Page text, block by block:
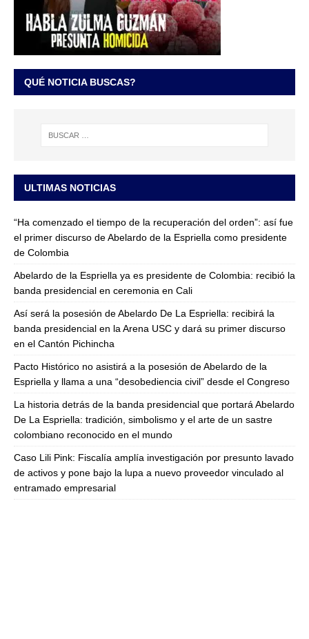
QUÉ NOTICIA BUSCAS?
ULTIMAS NOTICIAS
“Ha comenzado el tiempo de la recuperación del orden”: así fue
el primer discurso de Abelardo de la Espriella como presidente
de Colombia
Abelardo de la Espriella ya es presidente de Colombia: recibió la
banda presidencial en ceremonia en Cali
Así será la posesión de Abelardo De La Espriella: recibirá la
banda presidencial en la Arena USC y dará su primer discurso
en el Cantón Pichincha
Pacto Histórico no asistirá a la posesión de Abelardo de la
Espriella y llama a una “desobediencia civil” desde el Congreso
La historia detrás de la banda presidencial que portará Abelardo
De La Espriella: tradición, simbolismo y el arte de un sastre
colombiano reconocido en el mundo
Caso Lili Pink: Fiscalía amplía investigación por presunto lavado
de activos y pone bajo la lupa a nuevo proveedor vinculado al
entramado empresarial